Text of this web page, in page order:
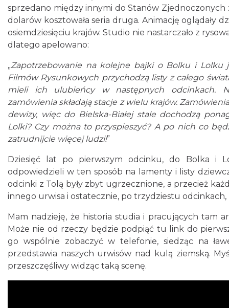
sprzedano między innymi do Stanów Zjednoczonych
dolarów kosztowała seria druga. Animację oglądały
osiemdziesięciu krajów. Studio nie nastarczało z
dlatego apelowano:
„Zapotrzebowanie na kolejne bajki o Bolku i Lolku
Filmów Rysunkowych przychodzą listy z całego
mieli ich ulubieńcy w następnych odcinkach.
zamówienia składają stacje z wielu krajów.
dewizy, więc do Bielska-Białej stale dochodzą
Lolki? Czy można to przyspieszyć? A po nich co
zatrudnijcie więcej ludzi!”
Dziesięć lat po pierwszym odcinku, do Bolka i
odpowiedzieli w ten sposób na lamenty i listy
odcinki z Tolą były zbyt ugrzecznione, a przecież
innego urwisa i ostatecznie, po trzydziestu
Mam nadzieję, że historia studia i pracujących tam
Może nie od rzeczy będzie podpiąć tu link do
go wspólnie zobaczyć w telefonie, siedząc na
przedstawia naszych urwisów nad kulą ziemską.
przeszczęśliwy widząc taką scenę.